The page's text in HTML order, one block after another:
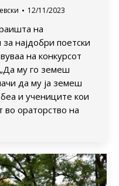
12/11/2023
на
најдобри поетски
на конкурсот
му го земеш
да му ја земеш
и учениците кои
во ораторство на